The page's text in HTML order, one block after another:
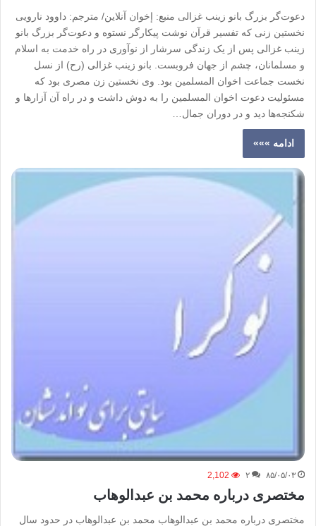
دعوت‌گر بزرگ بانو زینب غزالی منبع: إخوان آنلاین/ مترجم: داوود نارویی
نخستین زنی که تفسیر قرآن نوشت پیکارگر نستوه و دعوت‌گر بزرگ بانو
زینب غزالی پس از یک زندگی سرشار از نوآوری در راه خدمت به اسلام
و مسلمانان، چشم از جهان فروبست. بانو زینب غزالی (رح) از نسل
نخست جماعت اخوان المسلمین بود. وی نخستین زن مصری بود که
مسئولیت دعوت اخوان المسلمین را به دوش داشت و در راه آن آزارها و
شکنجه‌ها دید و در دوران جمال…
ادامه »»»
۸۵/۰۵/۰۳ ۲ 2,102
مختصری درباره محمد بن عبدالوهاب
مختصری درباره محمد بن عبدالوهاب محمد بن عبدالوهاب در حدود سال